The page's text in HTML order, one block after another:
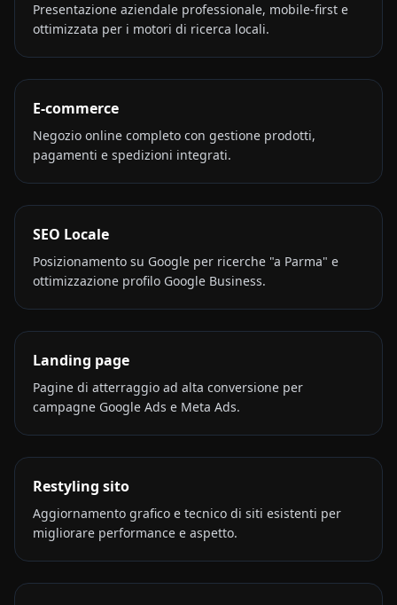
Presentazione aziendale professionale, mobile-first e
ottimizzata per i motori di ricerca locali.
E-commerce
Negozio online completo con gestione prodotti,
pagamenti e spedizioni integrati.
SEO Locale
Posizionamento su Google per ricerche "a Parma" e
ottimizzazione profilo Google Business.
Landing page
Pagine di atterraggio ad alta conversione per
campagne Google Ads e Meta Ads.
Restyling sito
Aggiornamento grafico e tecnico di siti esistenti per
migliorare performance e aspetto.